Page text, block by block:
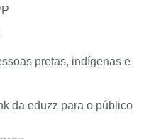
pretas, indígenas e
da eduzz para o público